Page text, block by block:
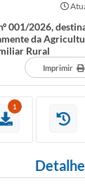
001/2026,
da
Rural
Imprimir
1